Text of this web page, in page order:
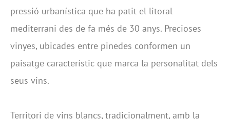
pressió urbanística que ha patit el litoral
mediterrani des de fa més de 30 anys. Precioses
vinyes, ubicades entre pinedes conformen un
paisatge característic que marca la personalitat dels
seus vins.
Territori de vins blancs, tradicionalment, amb la